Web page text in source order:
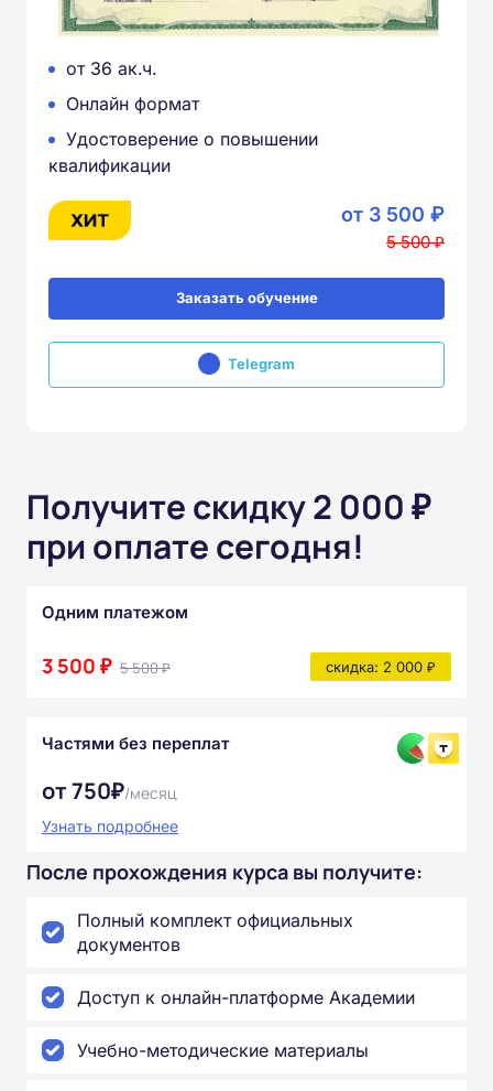
от 36 ак.ч.
Онлайн формат
Удостоверение о повышении
квалификации
от 3 500 ₽
5 500 ₽
Заказать обучение
Telegram
Получите скидку 2 000 ₽
при оплате сегодня!
Одним платежом
3 500 ₽ 5 500 ₽ скидка: 2 000 ₽
Частями без переплат
от 750₽/месяц
Узнать подробнее
После прохождения курса вы получите:
Полный комплект официальных
документов
Доступ к онлайн-платформе Академии
Учебно-методические материалы